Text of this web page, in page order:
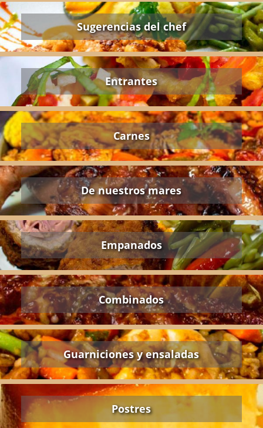
Sugerencias del chef
Entrantes
Carnes
De nuestros mares
Empanados
Combinados
Guarniciones y ensaladas
Postres